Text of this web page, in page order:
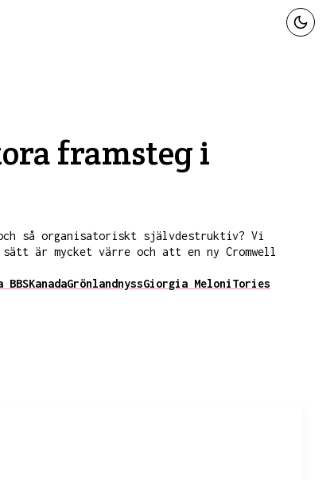
framsteg i
så organisatoriskt självdestruktiv? Vi
är mycket värre och att en ny Cromwell
BBSKanadaGrönlandnyssGiorgia MeloniTories